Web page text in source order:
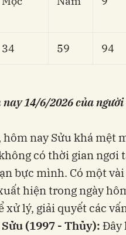
34 59 94
nay14/6/2026 của
nay Sửu khá mệt
có thời gian ngơi
bực mình. Có một
hiện trong ngày
xử lý, giải quyết các
(1997 - Thủy): Đây